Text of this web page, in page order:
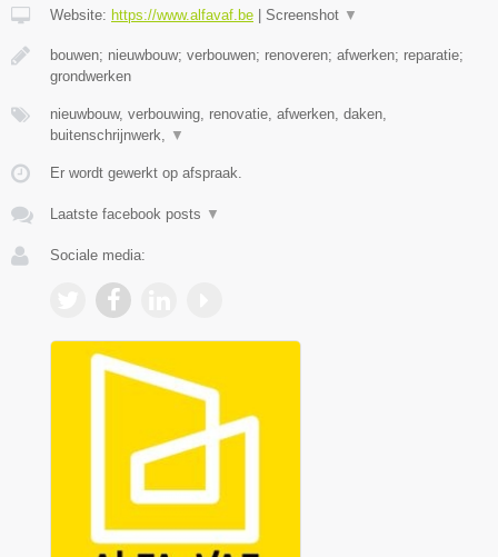
Website: https://www.alfavaf.be Screenshot ▼
bouwen; nieuwbouw; verbouwen; renoveren; afwerken; reparatie;
grondwerken
nieuwbouw, verbouwing, renovatie, afwerken, daken,
buitenschrijnwerk, ▼
Er wordt gewerkt op afspraak.
Laatste facebook posts ▼
Sociale media: